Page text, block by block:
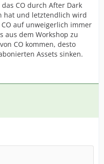
CO durch After Dark
hat und letztendlich wird
auf unweigerlich immer
aus dem Workshop zu
CO kommen, desto
Assets sinken.